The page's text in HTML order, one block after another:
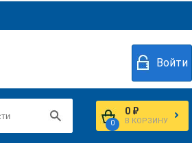
Войти
0
0 ₽
В КОРЗИНУ